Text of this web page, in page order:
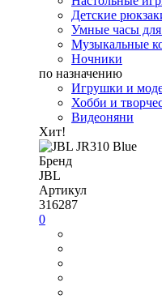
Детские
Умные часы для
Музыкальные
Ночники
по назначению
Игрушки и
Хобби и
Видеоняни
Хит!
Бренд
JBL
Артикул
316287
0